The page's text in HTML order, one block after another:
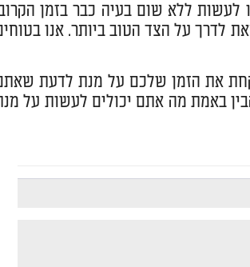
ללא שום בעיה כבר בזמן
לדרך על הצד הטוב ביותר. אנו
את הזמן שלכם על מנת לדעת
באמת מה אתם יכולים לעשות על